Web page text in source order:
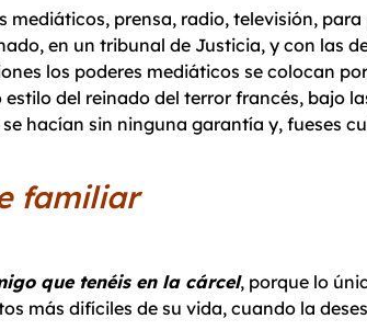
prensa, radio, televisión,
en un tribunal de Justicia, y con las
los poderes mediáticos se colocan
del reinado del terror francés, bajo
hacían sin ninguna garantía y, fueses
de ese
que tenéis en la cárcel, porque lo
más difíciles de su vida, cuando la